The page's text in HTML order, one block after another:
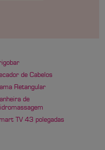
de Cabelos
Retangular
de
TV 43 polegadas